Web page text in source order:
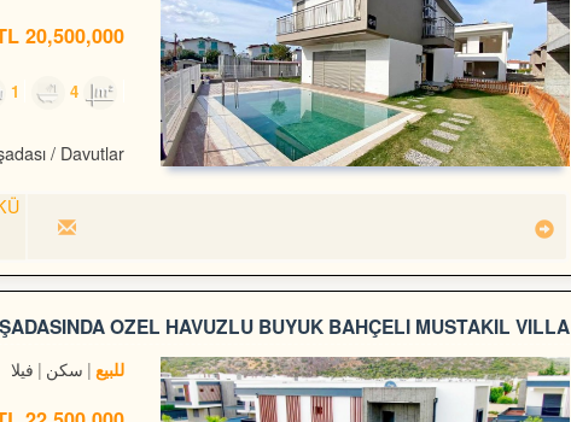
20,500,000 TL
1 4
/ Davutlar
ÖZEL HAVUZLU BÜYÜK BAHÇELİ MÜSTAKİL VİLLA
للبيع سكن فيلا